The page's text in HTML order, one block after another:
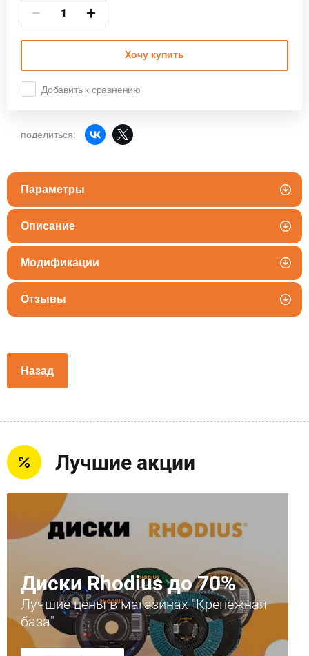
− +
Хочу купить
Добавить к сравнению
поделиться:
Параметры
Описание
Модификации
Отзывы
Назад
Лучшие акции
Диски Rhodius до 70%
Лучшие цены в магазинах "Крепежная
база"